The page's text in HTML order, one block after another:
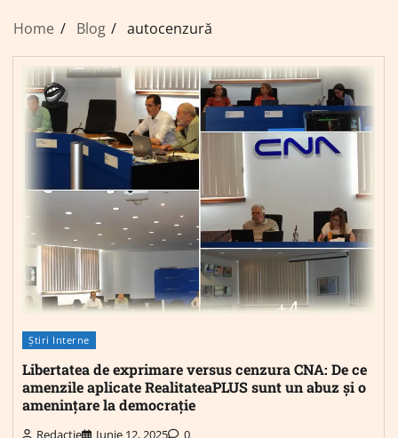
Home Blog autocenzură
Știri Interne
Libertatea de exprimare versus cenzura CNA: De ce
amenzile aplicate RealitateaPLUS sunt un abuz și o
amenințare la democrație
Redactie Iunie 12, 2025 0